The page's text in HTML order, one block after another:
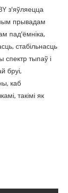
з'яўляецца
прывадам
пад'ёмніка,
стабільнасць
спектр тыпаў і
бруі,
каб
такімі як